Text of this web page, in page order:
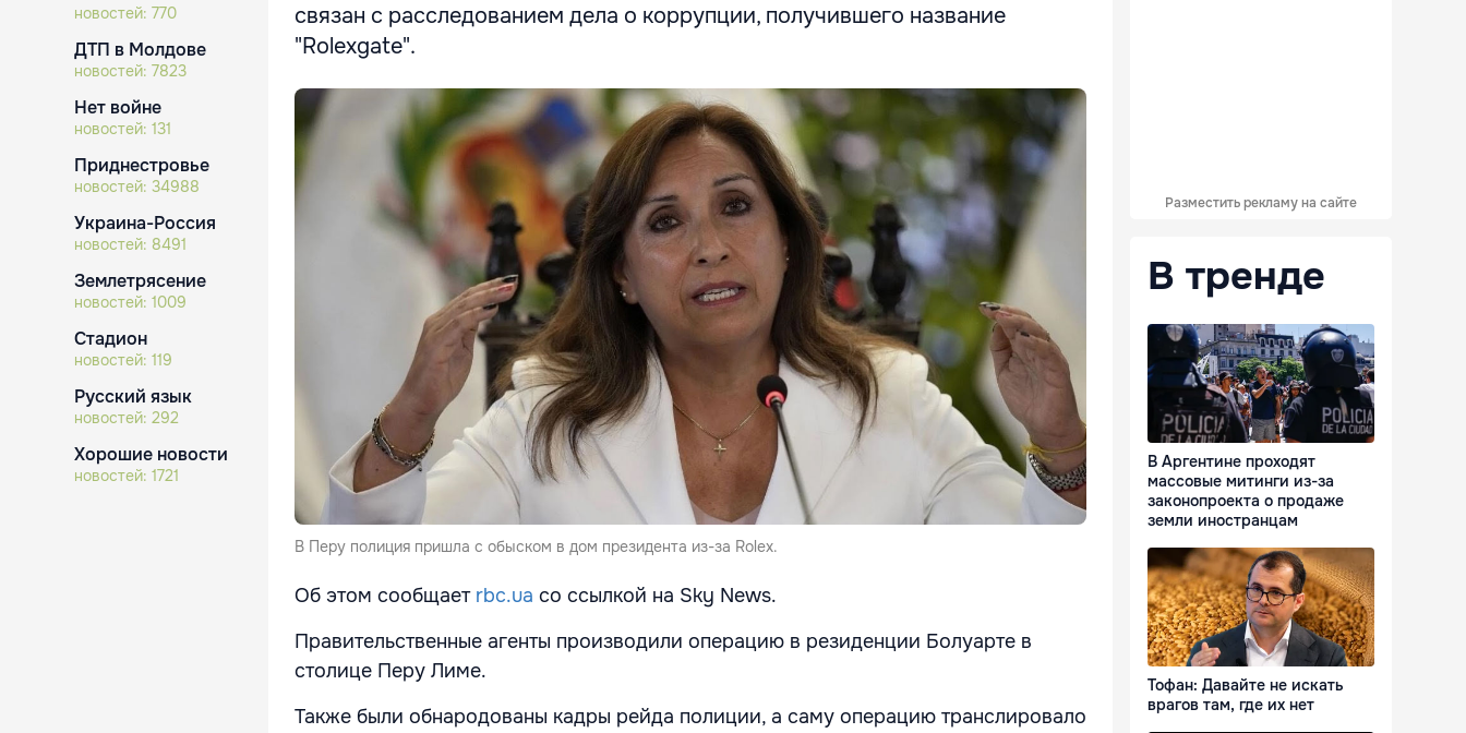
новостей: 770
ДТП в Молдове
новостей: 7823
Нет войне
новостей: 131
Приднестровье
новостей: 34988
Украина-Россия
новостей: 8491
Землетрясение
новостей: 1009
Стадион
новостей: 119
Русский язык
новостей: 292
Хорошие новости
новостей: 1721
связан с расследованием дела о коррупции, получившего название
"Rolexgate".
В Перу полиция пришла с обыском в дом президента из-за Rolex.
Об этом сообщаетrbc.ua со ссылкой на Sky News.
Правительственные агенты производили операцию в резиденции Болуарте в
столице Перу Лиме.
Также были обнародованы кадры рейда полиции, а саму операцию транслировало
Разместить рекламу на сайте
В тренде
В Аргентине проходят
массовые митинги из-за
законопроекта о продаже
земли иностранцам
Тофан: Давайте не искать
врагов там, где их нет